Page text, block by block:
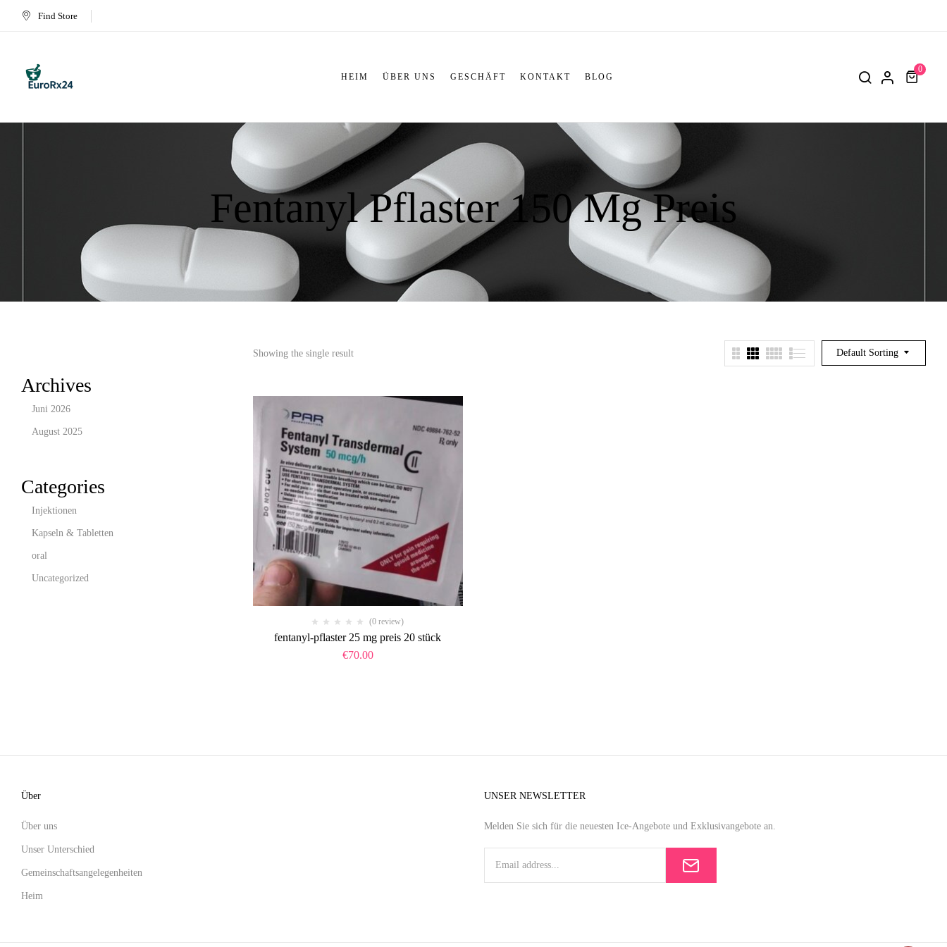
Find Store
HEIM ÜBER UNS GESCHÄFT KONTAKT BLOG
0
Fentanyl Pflaster 150 Μg Preis
Archives
Juni 2026
August 2025
Categories
Injektionen
Kapseln & Tabletten
oral
Uncategorized
Default Sorting
Showing the single result
(0 review)
fentanyl-pflaster 25 mg preis 20 stück​
€70.00
Über
Über uns
Unser Unterschied
Gemeinschaftsangelegenheiten
Heim
UNSER NEWSLETTER
Melden Sie sich für die neuesten Ice-Angebote und Exklusivangebote an.